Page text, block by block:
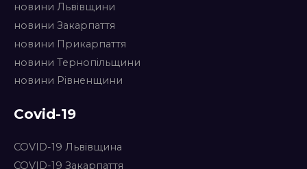
новини Львівщини
новини Закарпаття
новини Прикарпаття
новини Тернопільщини
новини Рівненщини
Covid-19
COVID-19 Львівщина
COVID-19 Закарпаття